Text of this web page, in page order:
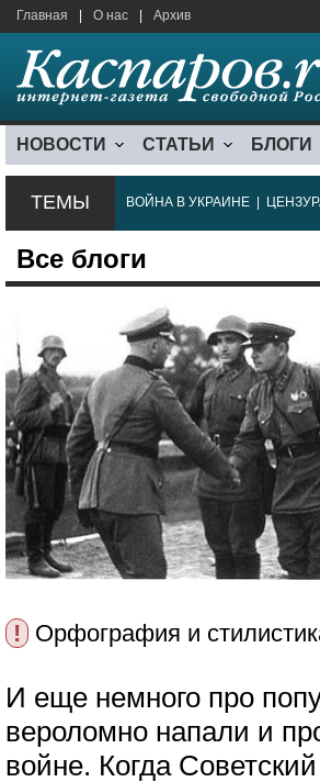
Главная О нас Архив
НОВОСТИ СТАТЬИ БЛОГИ
ТЕМЫ ВОЙНА В УКРАИНЕ
Все блоги
! Орфография и
И еще немного про
вероломно напали и
войне. Когда